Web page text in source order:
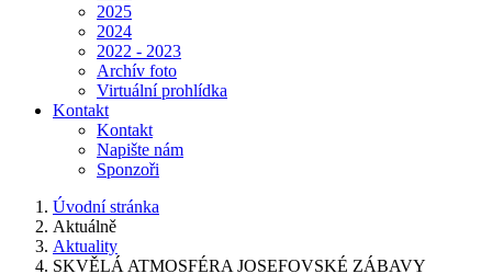
2025
2024
2022 - 2023
Archív foto
Virtuální prohlídka
Kontakt
Kontakt
Napište nám
Sponzoři
Úvodní stránka
Aktuálně
Aktuality
SKVĚLÁ ATMOSFÉRA JOSEFOVSKÉ ZÁBAVY